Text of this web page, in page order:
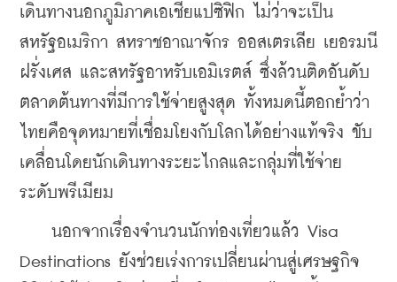
เดินทางนอกภูมิภาคเอเชียแปซิฟิก ไม่ว่าจะเป็น
สหรัฐอเมริกา สหราชอาณาจักร ออสเตรเลีย เยอรมนี
ฝรั่งเศส และสหรัฐอาหรับเอมิเรตส์ ซึ่งล้วนติดอันดับ
ตลาดต้นทางที่มีการใช้จ่ายสูงสุด ทั้งหมดนี้ตอกย้ำว่า
ไทยคือจุดหมายที่เชื่อมโยงกับโลกได้อย่างแท้จริง ขับ
เคลื่อนโดยนักเดินทางระยะไกลและกลุ่มที่ใช้จ่าย
ระดับพรีเมียม
นอกจากเรื่องจำนวนนักท่องเที่ยวแล้ว Visa
Destinations ยังช่วยเร่งการเปลี่ยนผ่านสู่เศรษฐกิจ